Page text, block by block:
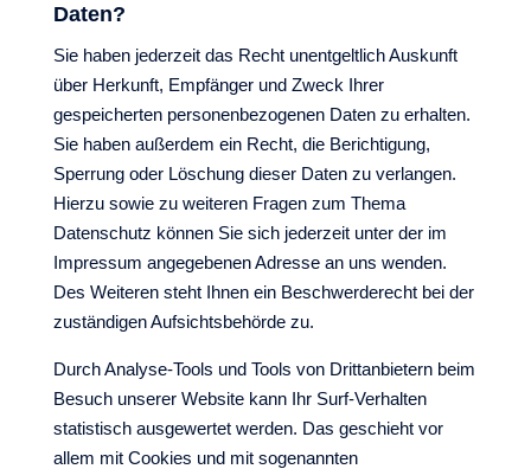
Daten?
Sie haben jederzeit das Recht unentgeltlich Auskunft
über Herkunft, Empfänger und Zweck Ihrer
gespeicherten personenbezogenen Daten zu erhalten.
Sie haben außerdem ein Recht, die Berichtigung,
Sperrung oder Löschung dieser Daten zu verlangen.
Hierzu sowie zu weiteren Fragen zum Thema
Datenschutz können Sie sich jederzeit unter der im
Impressum angegebenen Adresse an uns wenden.
Des Weiteren steht Ihnen ein Beschwerderecht bei der
zuständigen Aufsichtsbehörde zu.
Durch Analyse-Tools und Tools von Drittanbietern beim
Besuch unserer Website kann Ihr Surf-Verhalten
statistisch ausgewertet werden. Das geschieht vor
allem mit Cookies und mit sogenannten